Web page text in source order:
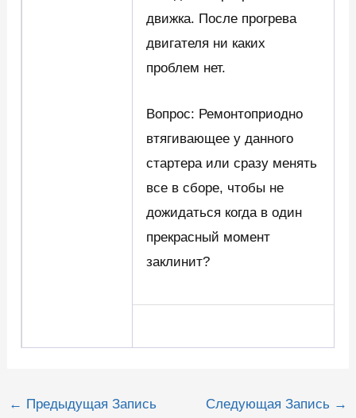
движка. После прогрева
двигателя ни каких
проблем нет.
Вопрос: Ремонтоприодно
втягивающее у данного
стартера или сразу менять
все в сборе, чтобы не
дожидаться когда в один
прекрасный момент
заклинит?
Навигация
← Предыдущая Запись Следующая Запись →